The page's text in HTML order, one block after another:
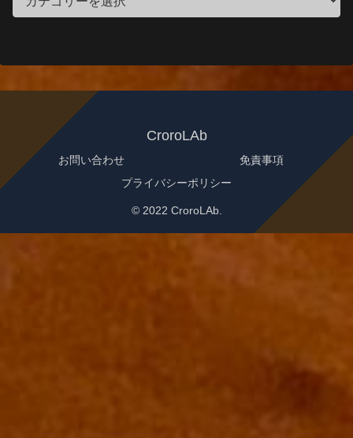
CroroLAb
お問い合わせ
免責事項
プライバシーポリシー
© 2022 CroroLAb.